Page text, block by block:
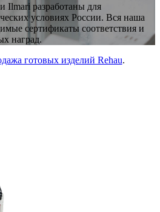
Ilmari разработаны для
условиях России. Вся наша
сертификаты соответствия и
наград.
готовых изделий Rehau.